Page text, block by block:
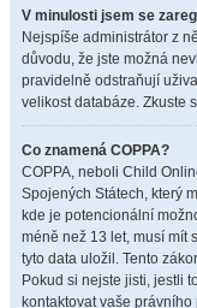
V minulosti jsem se
Nejspíše administrátor z
důvodu, že jste možná
pravidelně odstraňují
velikost databáze. Zkuste
Co znamená COPPA?
COPPA, neboli Child
Spojených Státech, který
kde je potencionální
méně než 13 let, musí mít
tyto data uložil. Tento
Pokud si nejste jisti, jestli
kontaktovat vaše